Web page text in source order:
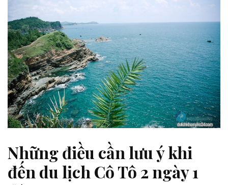
Những điều cần lưu ý khi
đến du lịch Cô Tô 2 ngày 1